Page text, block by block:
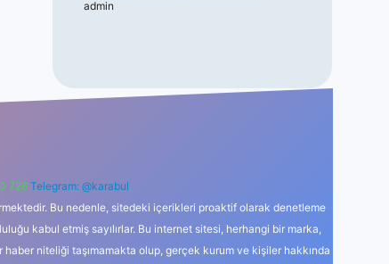
admin
726 Telegram: @karabul
Bu nedenle, sitedeki içerikleri proaktif olarak denetleme
kabul etmiş sayılırlar. Bu internet sitesi, herhangi bir marka,
haber niteliği taşımamakta olup, gerçek kurum ve kişiler hakkında